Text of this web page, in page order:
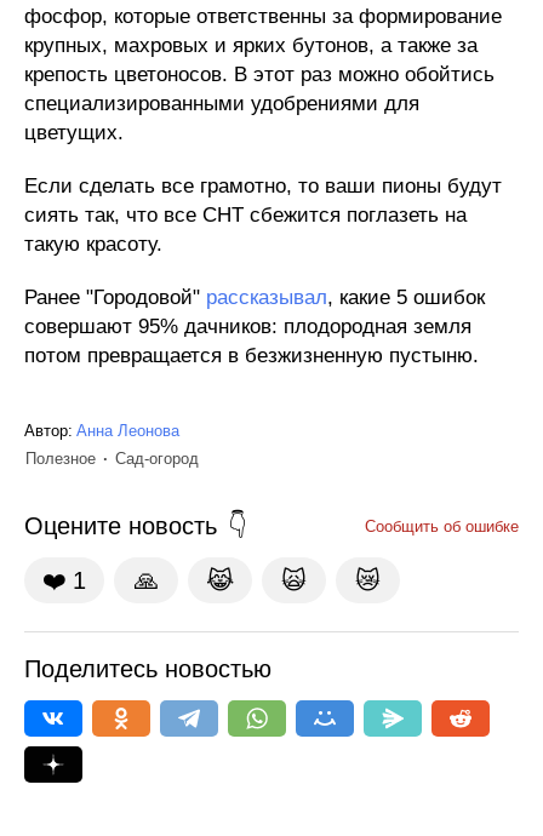
фосфор, которые ответственны за формирование
крупных, махровых и ярких бутонов, а также за
крепость цветоносов. В этот раз можно обойтись
специализированными удобрениями для
цветущих.
Если сделать все грамотно, то ваши пионы будут
сиять так, что все СНТ сбежится поглазеть на
такую красоту.
Ранее "Городовой" рассказывал, какие 5 ошибок
совершают 95% дачников: плодородная земля
потом превращается в безжизненную пустыню.
Автор: Анна Леонова
Полезное
Сад-огород
Оцените новость Сообщить об ошибке
❤️ 1 🙏 😹 🙀 😿
Поделитесь новостью